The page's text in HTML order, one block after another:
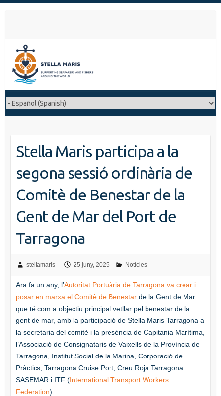
Stella Maris participa a la
segona sessió ordinària de
Comitè de Benestar de la
Gent de Mar del Port de
Tarragona
stellamaris 25 juny, 2025 Notícies
Ara fa un any, l’Autoritat Portuària de Tarragona va crear i
posar en marxa el Comitè de Benestarde la Gent de Mar
que té com a objectiu principal vetllar pel benestar de la
gent de mar, amb la participació de Stella Maris Tarragona a
la secretaria del comitè i la presència de Capitania Marítima,
l’Associació de Consignataris de Vaixells de la Província de
Tarragona, Institut Social de la Marina, Corporació de
Pràctics, Tarragona Cruise Port, Creu Roja Tarragona,
SASEMAR i ITF (International Transport Workers
Federation).